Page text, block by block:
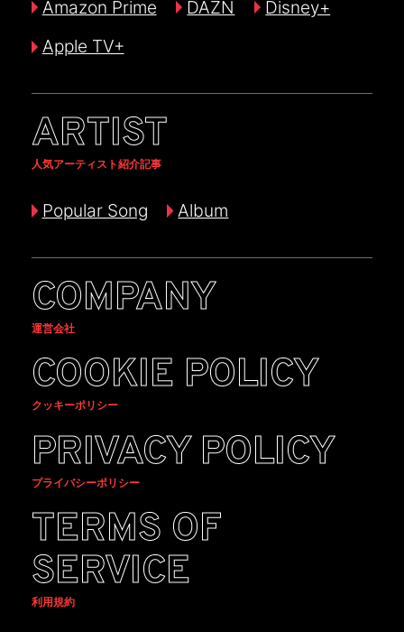
Amazon Prime
DAZN
Disney+
Apple TV+
ARTIST
人気アーティスト紹介記事
Popular Song Album
COMPANY
運営会社
COOKIE POLICY
クッキーポリシー
PRIVACY POLICY
プライバシーポリシー
TERMS OF
SERVICE
利用規約